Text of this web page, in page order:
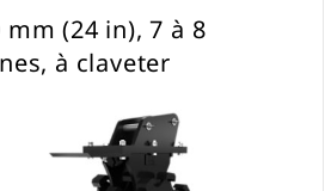
mm (24 in), 7 à 8
à claveter